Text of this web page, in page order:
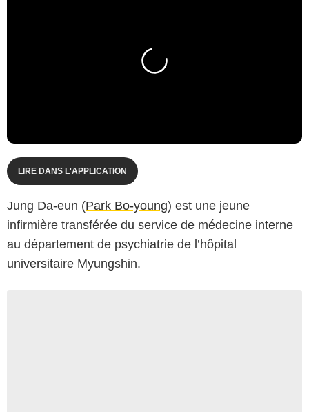
LIRE DANS L'APPLICATION
Jung Da-eun (Park Bo-young) est une jeune
infirmière transférée du service de médecine interne
au département de psychiatrie de l’hôpital
universitaire Myungshin.